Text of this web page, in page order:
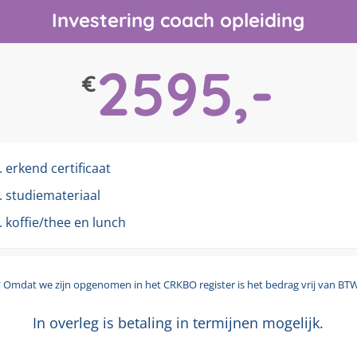
Investering coach opleiding
€2595,-
erkend certificaat
studiemateriaal
koffie/thee en lunch
we zijn opgenomen in het CRKBO register is het bedrag vrij van
In overleg is betaling in termijnen mogelijk.